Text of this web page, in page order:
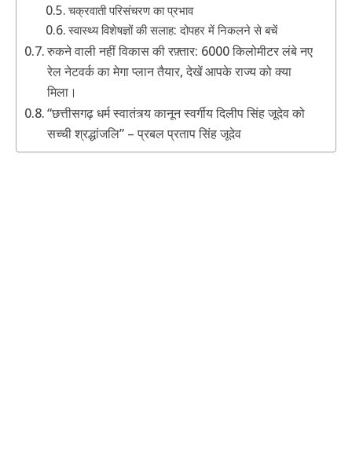
चक्रवाती परिसंचरण का प्रभाव
स्वास्थ्य विशेषज्ञों की सलाह: दोपहर में निकलने से बचें
रुकने वाली नहीं विकास की रफ़्तार: 6000 किलोमीटर लंबे नए
रेल नेटवर्क का मेगा प्लान तैयार, देखें आपके राज्य को क्या
मिला।
“छत्तीसगढ़ धर्म स्वातंत्र्य कानून स्वर्गीय दिलीप सिंह जूदेव को
सच्ची श्रद्धांजलि” – प्रबल प्रताप सिंह जूदेव